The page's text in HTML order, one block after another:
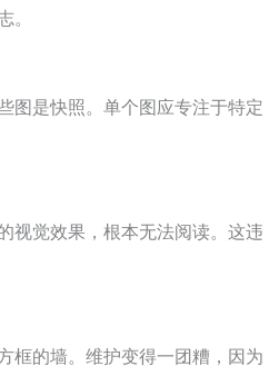
图是快照。单个图应专注于特定
视觉效果，根本无法阅读。这违
框的墙。维护变得一团糟，因为